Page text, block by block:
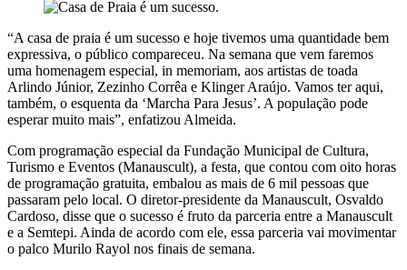
“A casa de praia é um sucesso e hoje tivemos uma quantidade bem
expressiva, o público compareceu. Na semana que vem faremos
uma homenagem especial, in memoriam, aos artistas de toada
Arlindo Júnior, Zezinho Corrêa e Klinger Araújo. Vamos ter aqui,
também, o esquenta da ‘Marcha Para Jesus’. A população pode
esperar muito mais”, enfatizou Almeida.
Com programação especial da Fundação Municipal de Cultura,
Turismo e Eventos (Manauscult), a festa, que contou com oito horas
de programação gratuita, embalou as mais de 6 mil pessoas que
passaram pelo local. O diretor-presidente da Manauscult, Osvaldo
Cardoso, disse que o sucesso é fruto da parceria entre a Manauscult
e a Semtepi. Ainda de acordo com ele, essa parceria vai movimentar
o palco Murilo Rayol nos finais de semana.